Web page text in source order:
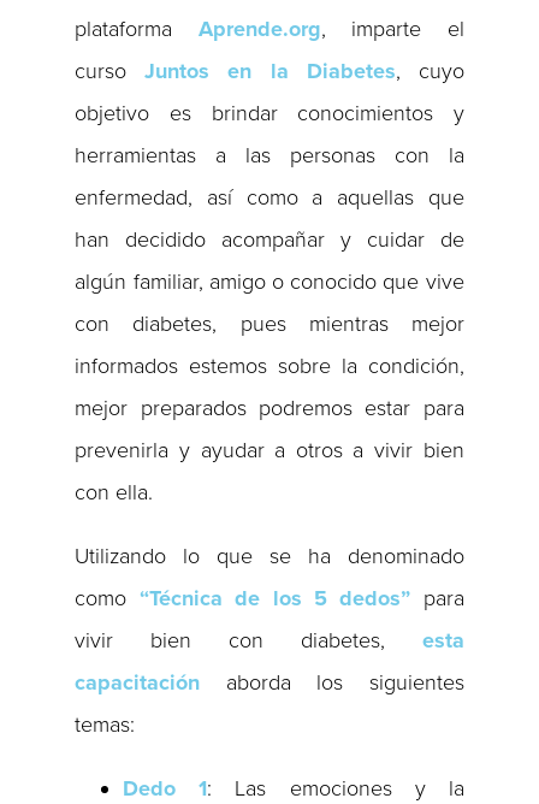
plataforma Aprende.org, imparte el
cursoJuntos en la Diabetes, cuyo
objetivo es brindar conocimientos y
herramientas a las personas con la
enfermedad, así como a aquellas que
han decidido acompañar y cuidar de
algún familiar, amigo o conocido que vive
con diabetes, pues mientras mejor
informados estemos sobre la condición,
mejor preparados podremos estar para
prevenirla y ayudar a otros a vivir bien
con ella.
Utilizando lo que se ha denominado
como “Técnica de los 5 dedos” para
vivir bien con diabetes, esta
capacitación aborda los siguientes
temas:
Dedo 1: Las emociones y la